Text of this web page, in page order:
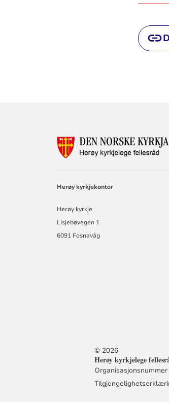
Herøy kyrkjekontor
Herøy kyrkje
Lisjebøvegen 1
6091 Fosnavåg
© 2026
Herøy kyrkjelege